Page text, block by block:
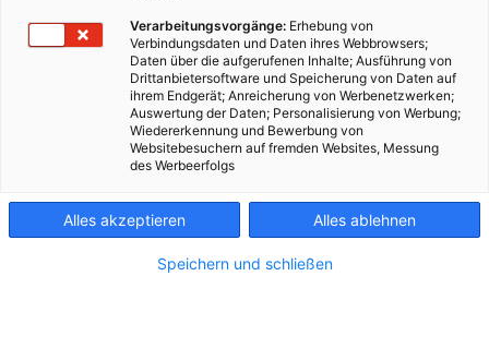
Kontakt
Impressum
Verarbeitungsvorgänge: Erhebung von
Verbindungsdaten und Daten ihres Webbrowsers;
Daten über die aufgerufenen Inhalte; Ausführung von
Drittanbietersoftware und Speicherung von Daten auf
ihrem Endgerät; Anreicherung von Werbenetzwerken;
Auswertung der Daten; Personalisierung von Werbung;
Wiedererkennung und Bewerbung von
Websitebesuchern auf fremden Websites, Messung
des Werbeerfolgs
Alles akzeptieren Alles ablehnen
Speichern und schließen